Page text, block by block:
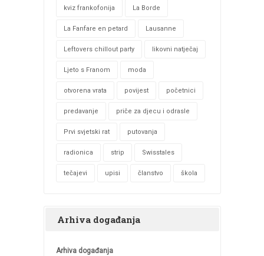
kviz frankofonija La Borde
La Fanfare en petard Lausanne
Leftovers chillout party likovni natječaj
Ljeto s Franom moda
otvorena vrata povijest početnici
predavanje priče za djecu i odrasle
Prvi svjetski rat putovanja
radionica strip Swisstales
tečajevi upisi članstvo škola
Arhiva događanja
Arhiva događanja